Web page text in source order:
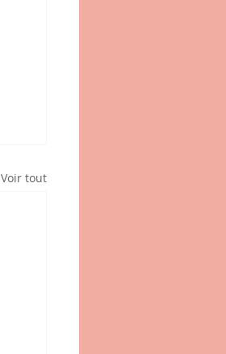
Voir tout